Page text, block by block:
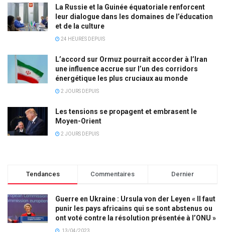
La Russie et la Guinée équatoriale renforcent
leur dialogue dans les domaines de l’éducation
et de la culture
24 HEURES DEPUIS
L’accord sur Ormuz pourrait accorder à l’Iran
une influence accrue sur l’un des corridors
énergétique les plus cruciaux au monde
2 JOURS DEPUIS
Les tensions se propagent et embrasent le
Moyen-Orient
2 JOURS DEPUIS
Tendances Commentaires Dernier
Guerre en Ukraine : Ursula von der Leyen « Il faut
punir les pays africains qui se sont abstenus ou
ont voté contre la résolution présentée à l’ONU »
13/04/2023